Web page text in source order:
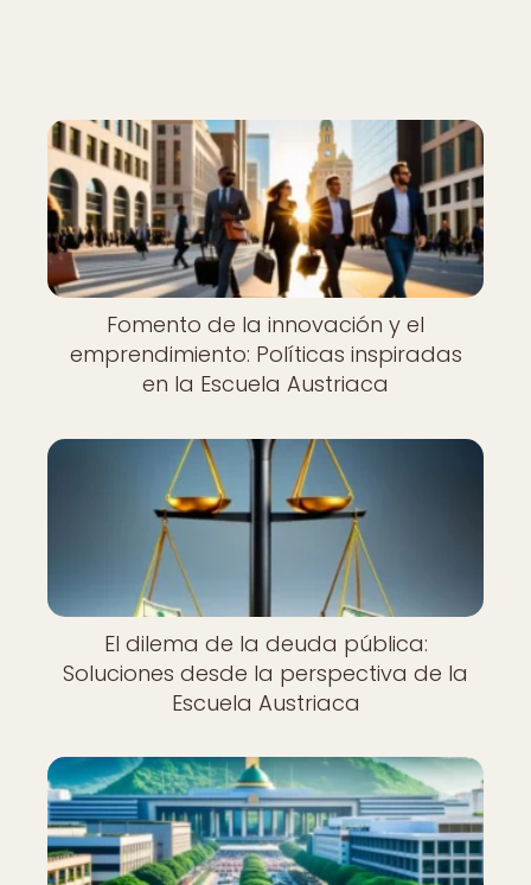
Fomento de la innovación y el
emprendimiento: Políticas inspiradas
en la Escuela Austriaca
El dilema de la deuda pública:
Soluciones desde la perspectiva de la
Escuela Austriaca